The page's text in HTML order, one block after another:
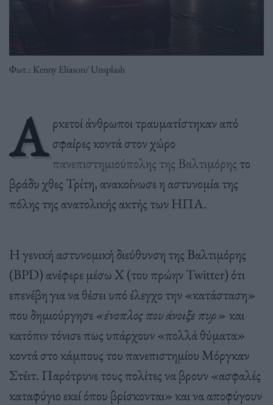
Φωτ.: Kenny Eliason/ Unsplash
Α ρκετοί άνθρωποι τραυματίστηκαν από
σφαίρες κοντά στον χώρο
πανεπιστημιούπολης της Βαλτιμόρηςτο
βράδυ χθες Τρίτη, ανακοίνωσε η αστυνομία της
πόλης της ανατολικής ακτής των ΗΠΑ.
Η γενική αστυνομική διεύθυνση της Βαλτιμόρης
(BPD) ανέφερε μέσω X (του πρώην Twitter) ότι
επενέβη για να θέσει υπό έλεγχο την «κατάσταση»
που δημιούργησε«ένοπλος που άνοιξε πυρ» και
κατόπιν τόνισε πως υπάρχουν «πολλά θύματα»
κοντά στο κάμπους του πανεπιστημίου Μόργκαν
Στέιτ. Παρότρυνε τους πολίτες να βρουν «ασφαλές
καταφύγιο εκεί όπου βρίσκονται» και να αποφύγουν